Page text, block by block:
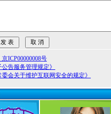
ICP00000008号
告服务管理规定》
会关于维护互联网安全的规定》